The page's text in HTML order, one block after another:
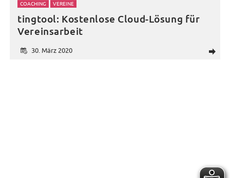
d
30. März 2020
COACHING VEREINE
tingtool: Kostenlose Cloud-Lösung für
Vereinsarbeit